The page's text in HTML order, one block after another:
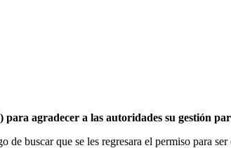
agradecer a las autoridades su gestión
buscar que se les regresara el permiso para ser